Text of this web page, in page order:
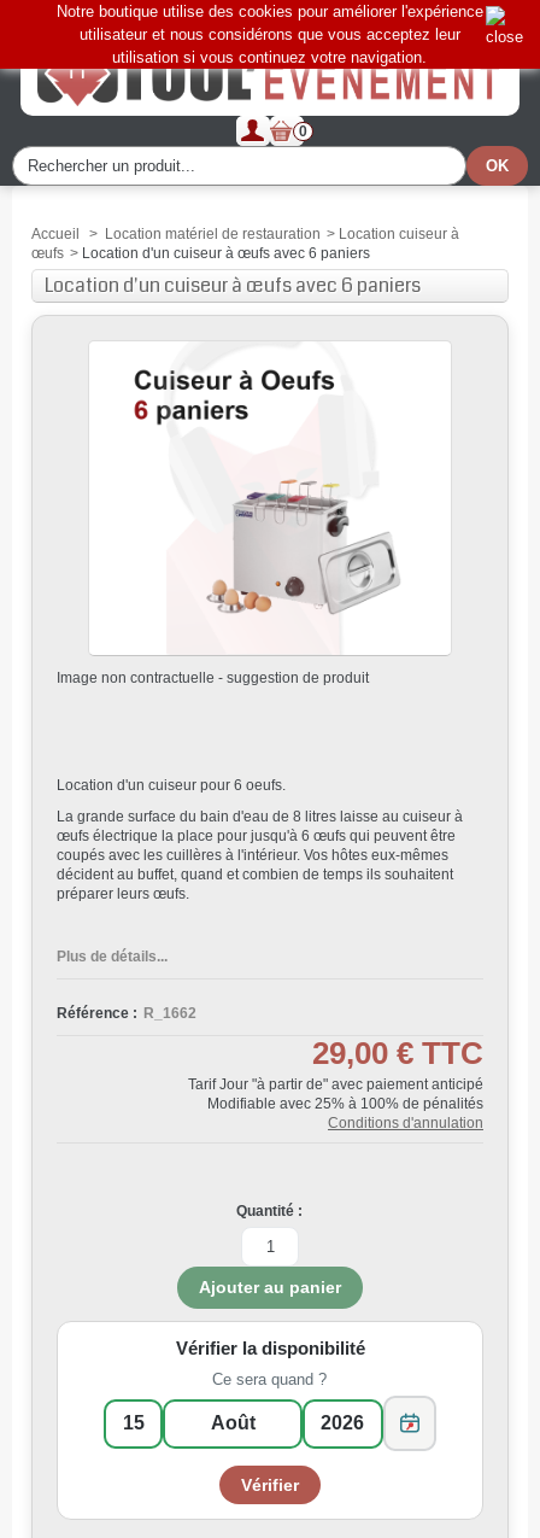
0
Notre boutique utilise des cookies pour améliorer l'expérience
utilisateur et nous considérons que vous acceptez leur
utilisation si vous continuez votre navigation.
Accueil > Location matériel de restauration > Location cuiseur à
œufs > Location d'un cuiseur à œufs avec 6 paniers
Location d'un cuiseur à œufs avec 6 paniers
Image non contractuelle - suggestion de produit
Location d'un cuiseur pour 6 oeufs.
La grande surface du bain d'eau de 8 litres laisse au cuiseur à
œufs électrique la place pour jusqu'à 6 œufs qui peuvent être
coupés avec les cuillères à l'intérieur. Vos hôtes eux-mêmes
décident au buffet, quand et combien de temps ils souhaitent
préparer leurs œufs.
Plus de détails...
Référence : R_1662
29,00 € TTC
Tarif Jour "à partir de" avec paiement anticipé
Modifiable avec 25% à 100% de pénalités
Conditions d'annulation
Quantité :
Vérifier la disponibilité
Ce sera quand ?